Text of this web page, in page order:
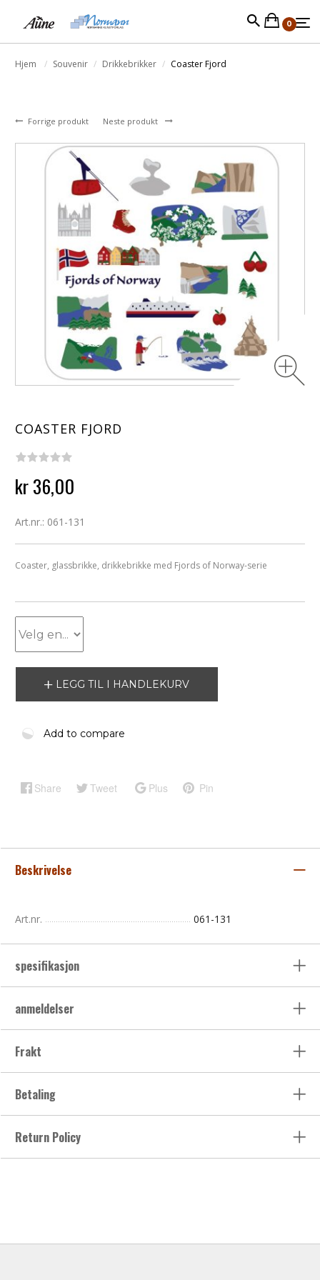
0
Hjem Souvenir Drikkebrikker Coaster Fjord
Forrige produkt Neste produkt
COASTER FJORD
kr 36,00
Art.nr.: 061-131
Coaster, glassbrikke, drikkebrikke med Fjords of Norway-serie
LEGG TIL I HANDLEKURV
Add to compare
Share Tweet Plus Pin
Beskrivelse
Art.nr. 061-131
spesifikasjon
anmeldelser
Frakt
Betaling
Return Policy